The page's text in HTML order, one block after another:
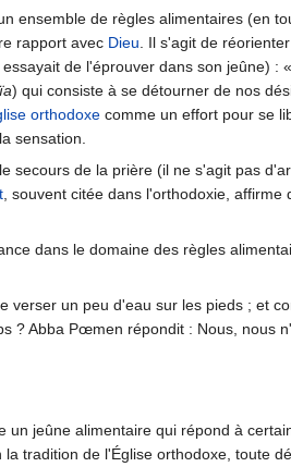
ensemble de règles alimentaires (en
rapport avec Dieu. Il s'agit de
de l'éprouver dans son jeûne) : «
) qui consiste à se détourner de nos
orthodoxe comme un effort pour se
sensation.
secours de la prière (il ne s'agit pas
, souvent citée dans l'orthodoxie,
dans le domaine des règles
un peu d'eau sur les pieds ; et
? Abba Pœmen répondit : Nous, nous
jeûne alimentaire qui répond à
tradition de l'Église orthodoxe, toute